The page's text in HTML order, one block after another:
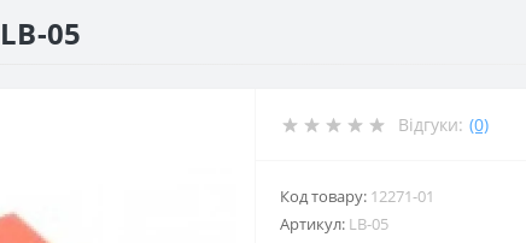
05
Відгуки: (0)
Код товару: 12271-01
Артикул: LB-05